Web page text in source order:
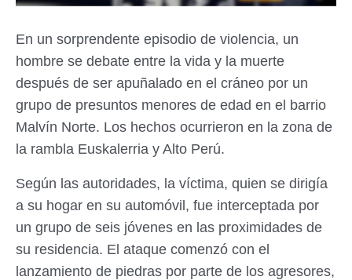
En un sorprendente episodio de violencia, un
hombre se debate entre la vida y la muerte
después de ser apuñalado en el cráneo por un
grupo de presuntos menores de edad en el barrio
Malvín Norte. Los hechos ocurrieron en la zona de
la rambla Euskalerria y Alto Perú.
Según las autoridades, la víctima, quien se dirigía
a su hogar en su automóvil, fue interceptada por
un grupo de seis jóvenes en las proximidades de
su residencia. El ataque comenzó con el
lanzamiento de piedras por parte de los agresores,